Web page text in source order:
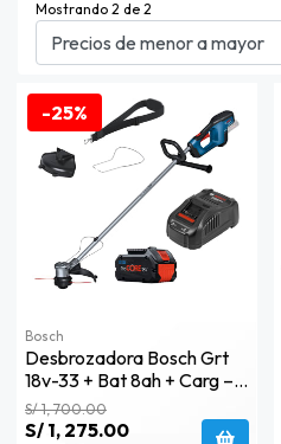
Mostrando 2 de 2
-25%
Bosch
Desbrozadora Bosch Grt
18v-33 + Bat 8ah + Carg –
0615.a00.2bf
S/ 1, 275.00
S/ 1, 700.00